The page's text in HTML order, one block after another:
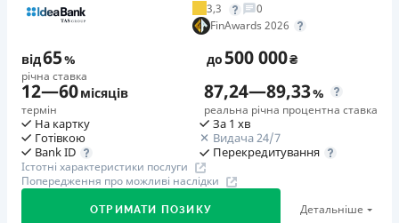
Додаткова комісія за дострокове погашення
у будь-який момент можна повністю погасити позику без
додаткових плат
Страховка
відсутня
Штрафи
Неустойка за невиконання та/або неналежне виконання
споживачем грошових зобов’язань: штраф у розмірі 75%
від суми невиконаного та/або неналежного виконання
зобов’язання на 2-й день кожного факту такого
3,3
0
FinAwards 2026
від65%
річна ставка
до500 000₴
12—60місяців
термін
87,24—89,33%
реальна річна процентна ставка
На картку
Готівкою
Bank ID
За 1 хв
Видача 24/7
Перекредитування
Істотні характеристики послуги
Попередження про можливі наслідки
ОТРИМАТИ ПОЗИКУ Детальніше